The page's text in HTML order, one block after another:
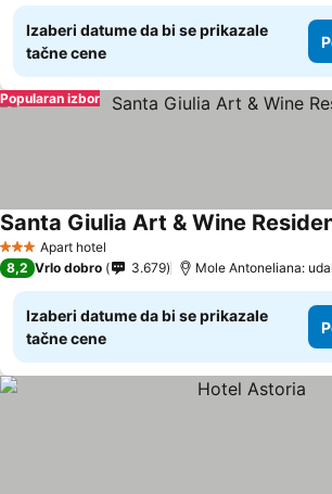
Izaberi datume da bi se prikazale
tačne cene
Popularan izbor
3 ZvezdiceApart hotel
Santa Giulia Art & Wine
8,2 Vrlo dobro 3.679 Mole Antoneliana:
Izaberi datume da bi se prikazale
tačne cene